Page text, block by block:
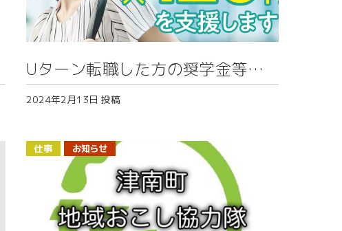
Uターン転職した方の奨学金等の
返還を支援します
2024年2月13日 投稿
仕事 お知らせ